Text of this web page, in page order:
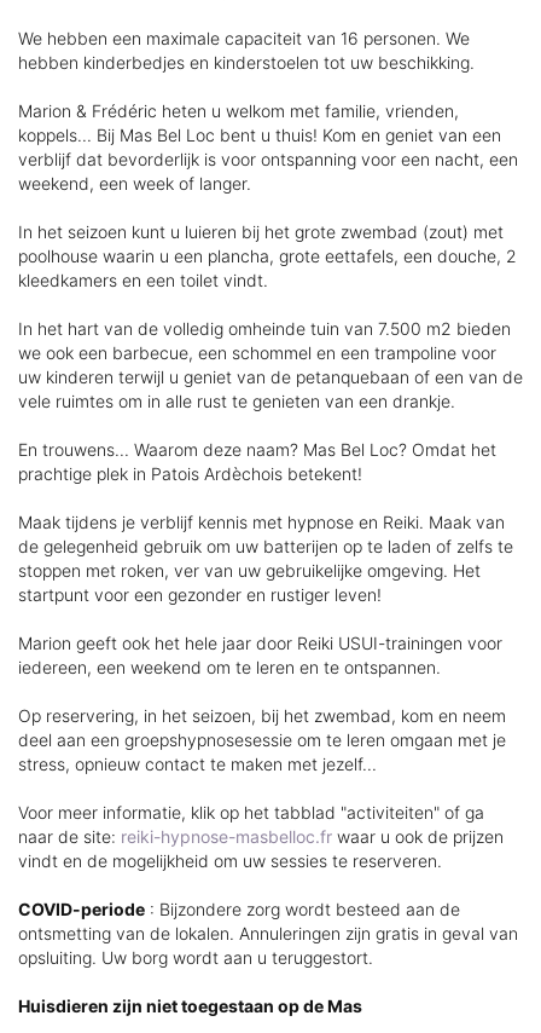
We hebben een maximale capaciteit van 16 personen. We
hebben kinderbedjes en kinderstoelen tot uw beschikking.
Marion & Frédéric heten u welkom met familie, vrienden,
koppels... Bij Mas Bel Loc bent u thuis! Kom en geniet van een
verblijf dat bevorderlijk is voor ontspanning voor een nacht, een
weekend, een week of langer.
In het seizoen kunt u luieren bij het grote zwembad (zout) met
poolhouse waarin u een plancha, grote eettafels, een douche, 2
kleedkamers en een toilet vindt.
In het hart van de volledig omheinde tuin van 7.500 m2 bieden
we ook een barbecue, een schommel en een trampoline voor
uw kinderen terwijl u geniet van de petanquebaan of een van de
vele ruimtes om in alle rust te genieten van een drankje.
En trouwens... Waarom deze naam? Mas Bel Loc? Omdat het
prachtige plek in Patois Ardèchois betekent!
Maak tijdens je verblijf kennis met hypnose en Reiki. Maak van
de gelegenheid gebruik om uw batterijen op te laden of zelfs te
stoppen met roken, ver van uw gebruikelijke omgeving. Het
startpunt voor een gezonder en rustiger leven!
Marion geeft ook het hele jaar door Reiki USUI-trainingen voor
iedereen, een weekend om te leren en te ontspannen.
Op reservering, in het seizoen, bij het zwembad, kom en neem
deel aan een groepshypnosesessie om te leren omgaan met je
stress, opnieuw contact te maken met jezelf...
Voor meer informatie, klik op het tabblad "activiteiten" of ga
naar de site: reiki-hypnose-masbelloc.fr waar u ook de prijzen
vindt en de mogelijkheid om uw sessies te reserveren.
COVID-periode : Bijzondere zorg wordt besteed aan de
ontsmetting van de lokalen. Annuleringen zijn gratis in geval van
opsluiting. Uw borg wordt aan u teruggestort.
Huisdieren zijn niet toegestaan op de Mas